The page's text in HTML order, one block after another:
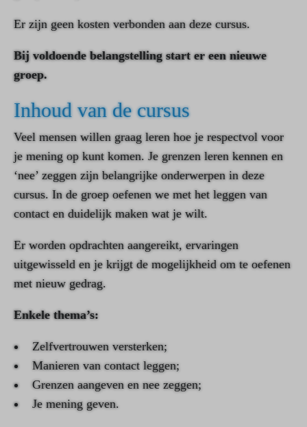
Er zijn geen kosten verbonden aan deze cursus.
Bij voldoende belangstelling start er een nieuwe
groep.
Inhoud van de cursus
Veel mensen willen graag leren hoe je respectvol voor
je mening op kunt komen. Je grenzen leren kennen en
‘nee’ zeggen zijn belangrijke onderwerpen in deze
cursus. In de groep oefenen we met het leggen van
contact en duidelijk maken wat je wilt.
Er worden opdrachten aangereikt, ervaringen
uitgewisseld en je krijgt de mogelijkheid om te oefenen
met nieuw gedrag.
Enkele thema’s:
Zelfvertrouwen versterken;
Manieren van contact leggen;
Grenzen aangeven en nee zeggen;
Je mening geven.